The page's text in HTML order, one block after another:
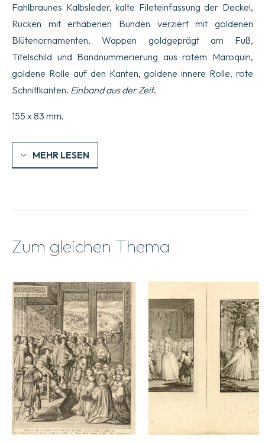
Menge
Fahlbraunes Kalbsleder, kalte Fileteinfassung der Deckel,
Rücken mit erhabenen Bünden verziert mit goldenen
Blütenornamenten, Wappen goldgeprägt am Fuß,
Titelschild und Bandnummerierung aus rotem Maroquin,
goldene Rolle auf den Kanten, goldene innere Rolle, rote
Schnittkanten. Einband aus der Zeit.
155 x 83 mm.
MEHR LESEN
Zum gleichen Thema